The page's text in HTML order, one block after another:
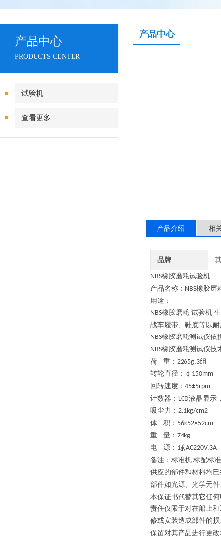
产品中心
PRODUCTS CENTER
试验机
查看更多
产品中心
产品介绍 相
品牌
NBS橡胶磨耗试验机
产品名称： NBS橡胶磨
用途：
NBS橡胶磨耗 试验机
战车履带、鞋底等以
NBS橡胶磨耗测试仪依
NBS橡胶磨耗测试仪技
荷
重： 2265g,3组
转轮直径：￠ 150mm
回转速度： 45±5rpm
计数器： LCD液晶显示
吸尘力： 2.1kg/cm2
体
积： 56×52×52cm
重
量： 74kg
电
源： 1∮,AC220V,3A
备注：标准机 标配标
供应的部件和材料均
部件如光源、光学元
本保证书代替其它任
责任仅限于对在船上
修或安装造成部件的
保留对其产品进行更